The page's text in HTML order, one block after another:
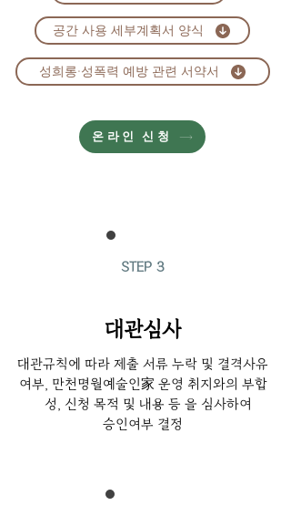
공간 사용 세부계획서 양식
성희롱·성폭력 예방 관련 서약서
온라인 신청
STEP 3
대관심사
대관규칙에 따라 제출 서류 누락 및 결격사유
여부, 만천명월예술인家 운영 취지와의 부합
성, 신청 목적 및 내용 등 을 심사하여
승인여부 결정